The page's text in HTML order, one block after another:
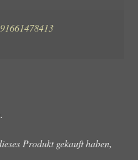
Produkt gekauft haben,